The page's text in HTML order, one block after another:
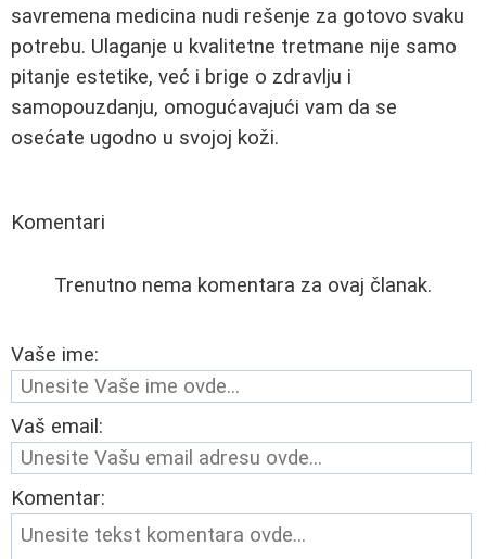
savremena medicina nudi rešenje za gotovo svaku
potrebu. Ulaganje u kvalitetne tretmane nije samo
pitanje estetike, već i brige o zdravlju i
samopouzdanju, omogućavajući vam da se
osećate ugodno u svojoj koži.
Komentari
Trenutno nema komentara za ovaj članak.
Vaše ime:
Vaš email:
Komentar: